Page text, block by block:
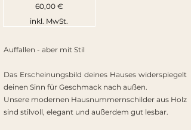
Preis
60,00 €
inkl. MwSt.
Auffallen - aber mit Stil
Das Erscheinungsbild deines Hauses widerspiegelt
deinen Sinn für Geschmack nach außen.
Unsere modernen Hausnummernschilder aus Holz
sind stilvoll, elegant und außerdem gut lesbar.